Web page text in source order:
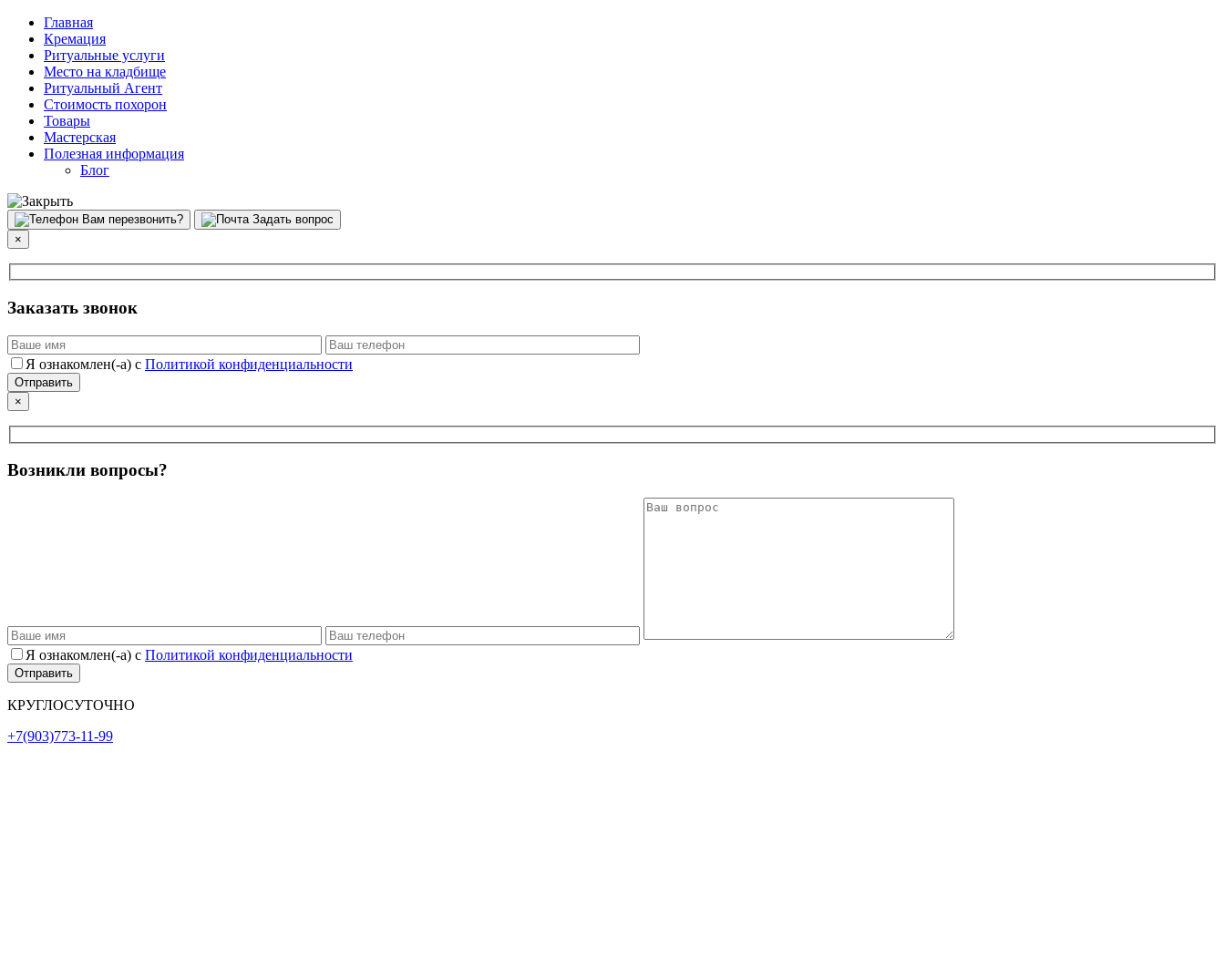
Главная
Кремация
Ритуальные услуги
Место на кладбище
Ритуальный Агент
Стоимость похорон
Товары
Мастерская
Полезная информация
Блог
Вам перезвонить?
Задать вопрос
×
Заказать звонок
Я ознакомлен(-а) с Политикой конфиденциальности
×
Возникли вопросы?
Я ознакомлен(-а) с Политикой конфиденциальности
КРУГЛОСУТОЧНО
+7(903)773-11-99